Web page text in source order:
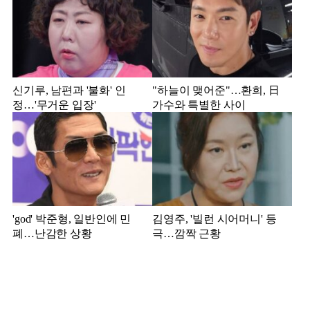
신기루, 남편과 '불화' 인
정…'무거운 입장'
"하늘이 맺어준"…환희, 日
가수와 특별한 사이
'god' 박준형, 일반인에 민
폐…난감한 상황
김영주, '빌런 시어머니' 등
극…깜짝 근황